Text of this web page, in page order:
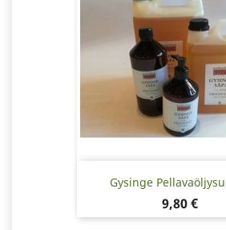
Gysinge
Hinta
9,80 €